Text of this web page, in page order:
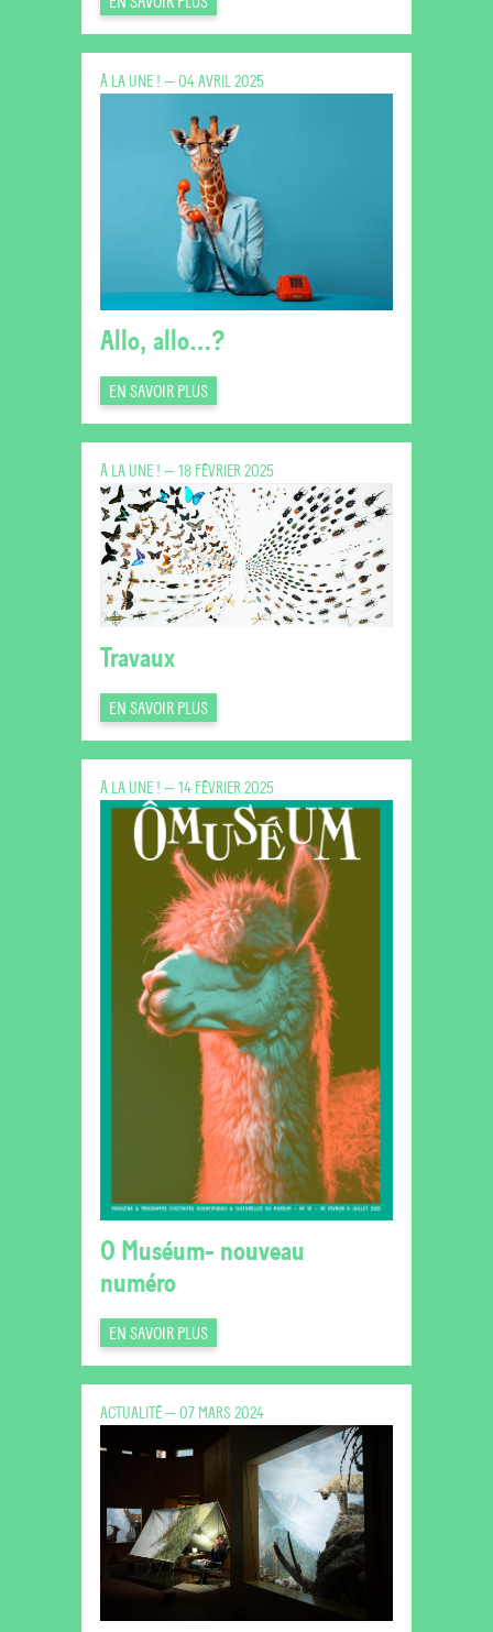
À LA UNE ! — 04 AVRIL 2025
Allo, allo…?
EN SAVOIR PLUS
À LA UNE ! — 18 FÉVRIER 2025
Travaux
EN SAVOIR PLUS
À LA UNE ! — 14 FÉVRIER 2025
O Muséum- nouveau
numéro
EN SAVOIR PLUS
ACTUALITÉ — 07 MARS 2024